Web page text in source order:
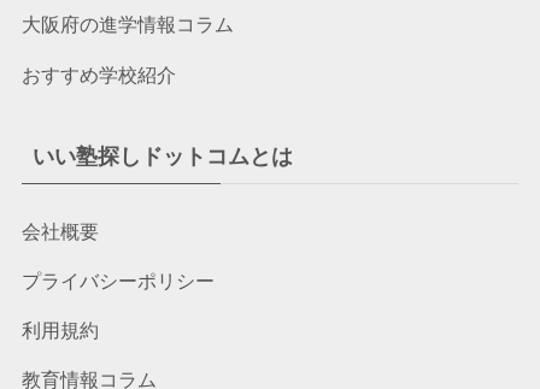
大阪府の進学情報コラム
おすすめ学校紹介
いい塾探しドットコムとは
会社概要
プライバシーポリシー
利用規約
教育情報コラム